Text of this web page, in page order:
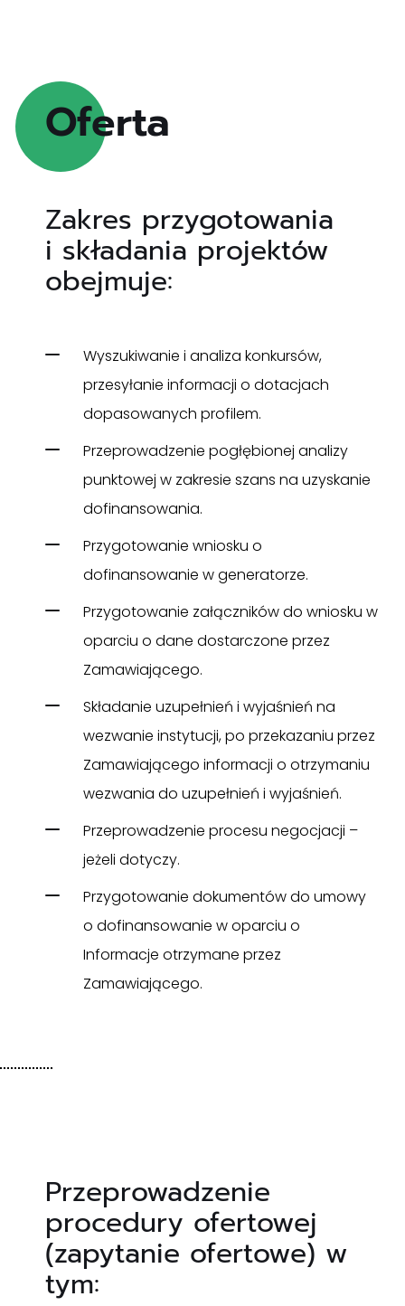
Oferta
Zakres przygotowania
i składania projektów
obejmuje:
Wyszukiwanie i analiza konkursów,
przesyłanie informacji o dotacjach
dopasowanych profilem.
Przeprowadzenie pogłębionej analizy
punktowej w zakresie szans na uzyskanie
dofinansowania.
Przygotowanie wniosku o
dofinansowanie w generatorze.
Przygotowanie załączników do wniosku w
oparciu o dane dostarczone przez
Zamawiającego.
Składanie uzupełnień i wyjaśnień na
wezwanie instytucji, po przekazaniu przez
Zamawiającego informacji o otrzymaniu
wezwania do uzupełnień i wyjaśnień.
Przeprowadzenie procesu negocjacji –
jeżeli dotyczy.
Przygotowanie dokumentów do umowy
o dofinansowanie w oparciu o
Informacje otrzymane przez
Zamawiającego.
Przeprowadzenie
procedury ofertowej
(zapytanie ofertowe) w
tym: